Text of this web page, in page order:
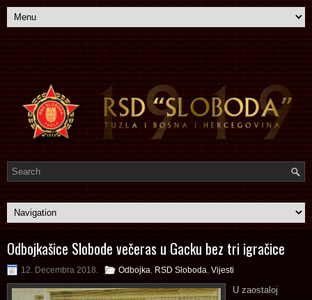
Odbojkašice Slobode večeras u Gacku bez tri igračice
12. Decembra 2018. Odbojka RSD Sloboda Vijesti
U zaostaloj